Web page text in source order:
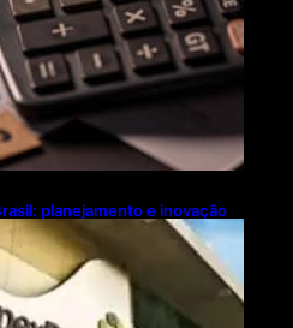
planejamento e inovação
sobre futuro do agronegócio